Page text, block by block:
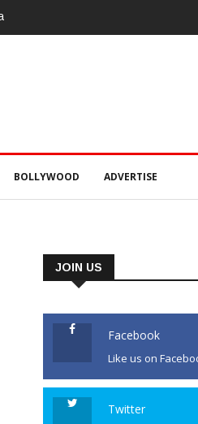
BOLLYWOOD ADVERTISE
JOIN US
Facebook
Like us on
Twitter